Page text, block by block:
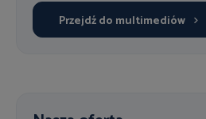
Przejdź do multimediów